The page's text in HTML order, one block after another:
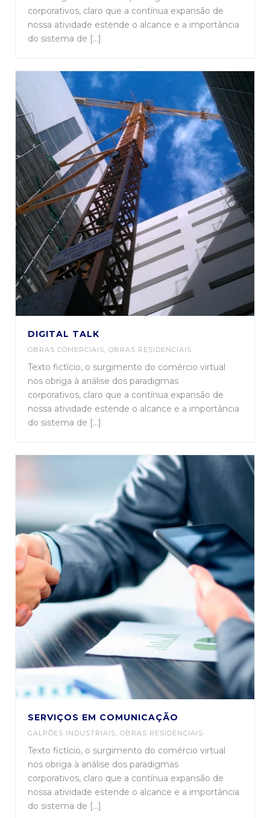
corporativos, claro que a contínua expansão de
nossa atividade estende o alcance e a importância
do sistema de [...]
DIGITAL TALK
OBRAS COMERCIAIS OBRAS RESIDENCIAIS
Texto fictício, o surgimento do comércio virtual
nos obriga à análise dos paradigmas
corporativos, claro que a contínua expansão de
nossa atividade estende o alcance e a importância
do sistema de [...]
SERVIÇOS EM COMUNICAÇÃO
GALPÕES INDUSTRIAIS OBRAS RESIDENCIAIS
Texto fictício, o surgimento do comércio virtual
nos obriga à análise dos paradigmas
corporativos, claro que a contínua expansão de
nossa atividade estende o alcance e a importância
do sistema de [...]